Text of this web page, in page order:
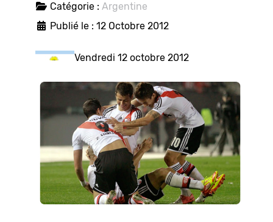
Catégorie : Argentine
Publié le : 12 Octobre 2012
Vendredi 12 octobre 2012